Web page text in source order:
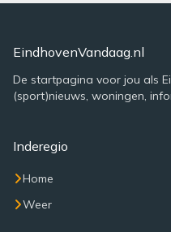
EindhovenVandaag.nl
De startpagina voor jou als
(sport)nieuws, woningen,
Inderegio
Home
Weer